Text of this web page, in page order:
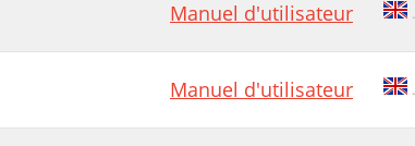
Manuel d'utilisateur
Manuel d'utilisateur